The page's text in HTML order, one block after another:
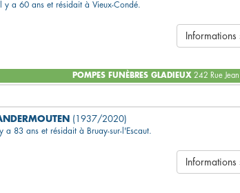
y a 60 ans et résidait à Vieux-Condé.
POMPES FUNÈBRES GLADIEUX 242 Rue
(1937/2020)
y a 83 ans et résidait à Bruay-sur-l'Escaut.